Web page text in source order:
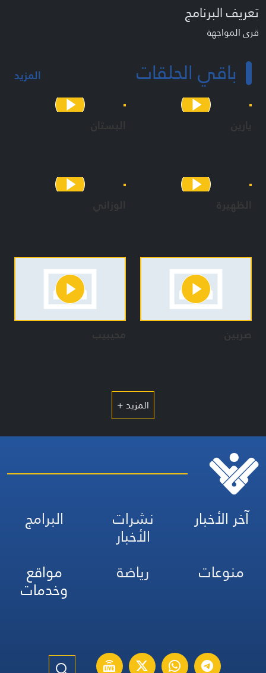
تعريف البرنامج
قرى المواجهة
باقي الحلقات المزيد
الظهيرة الوزاني
صربين محيبيب
المزيد +
آخر الأخبار نشرات
الأخبار
البرامج
منوعات
رياضة مواقع
وخدمات